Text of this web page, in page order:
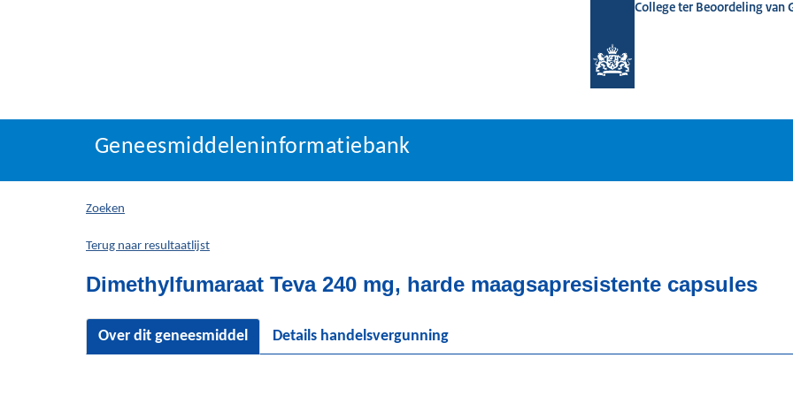
College ter Beoordeling van
Geneesmiddeleninformatiebank
U
hier:
Geneesmiddeleninformatiebank
Zoeken
Terug naar resultaatlijst
Dimethylfumaraat Teva 240 mg, harde maagsapresistente capsules
Over dit geneesmiddel Details handelsvergunning